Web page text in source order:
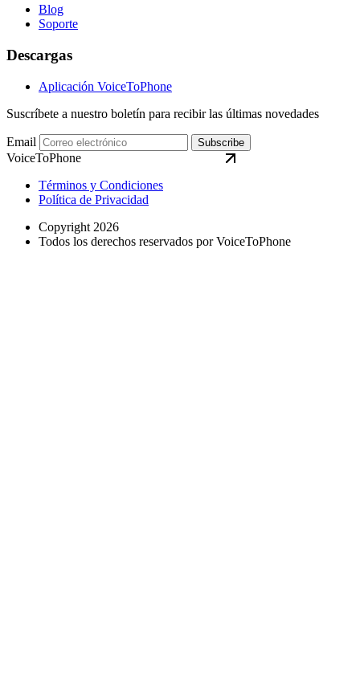
Blog
Soporte
Descargas
Aplicación VoiceToPhone
Suscríbete a nuestro boletín para recibir las últimas novedades
Email Subscribe
VoiceToPhone
Términos y Condiciones
Política de Privacidad
Copyright 2026
Todos los derechos reservados por VoiceToPhone